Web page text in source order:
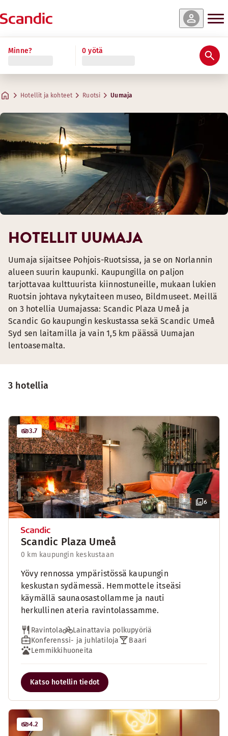
Minne? 0 yötä
Hotellit ja kohteet Ruotsi Uumaja
3 hotellia
6
3.7
Scandic Plaza Umeå
0 km kaupungin keskustaan
Yövy rennossa ympäristössä kaupungin
keskustan sydämessä. Hemmottele itseäsi
käymällä saunaosastollamme ja nauti
herkullinen ateria ravintolassamme.
Ravintola
Lainattavia polkupyöriä
Konferenssi- ja juhlatiloja
Baari
Lemmikkihuoneita
Katso hotellin tiedot
4.2
HOTELLIT UUMAJA
Uumaja sijaitsee Pohjois-Ruotsissa, ja se on Norlannin
alueen suurin kaupunki. Kaupungilla on paljon
tarjottavaa kulttuurista kiinnostuneille, mukaan lukien
Ruotsin johtava nykytaiteen museo, Bildmuseet. Meillä
on 3 hotellia Uumajassa: Scandic Plaza Umeå ja
Scandic Go kaupungin keskustassa sekä Scandic Umeå
Syd sen laitamilla ja vain 1,5 km päässä Uumajan
lentoasemalta.